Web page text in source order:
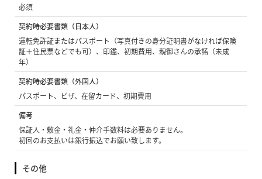
必須
契約時必要書類（日本人）
運転免許証またはパスポート（写真付きの身分証明書がなければ保険
証＋住民票などでも可）、印鑑、初期費用、親御さんの承諾（未成
年）
契約時必要書類（外国人）
パスポート、ビザ、在留カード、初期費用
備考
保証人・敷金・礼金・仲介手数料は必要ありません。
初回のお支払いは銀行振込でお願い致します。
その他